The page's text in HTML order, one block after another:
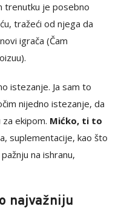
trenutku je posebno
tražeći od njega da
igrača (Čam
istezanje. Ja sam to
nijedno istezanje, da
ekipom. Mićko, ti to
suplementacije, kao što
na ishranu,
najvažniju